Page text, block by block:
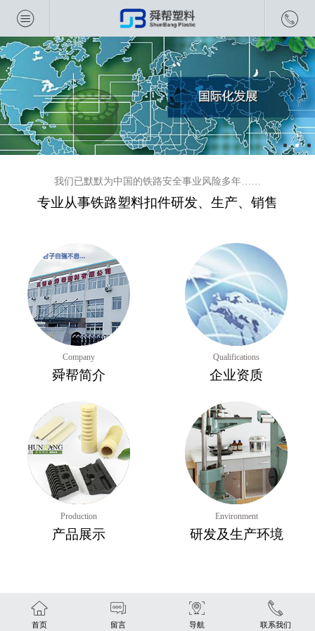
我们已默默为中国的铁路安全事业风险多年……
专业从事铁路塑料扣件研发、生产、销售
Company
舜帮简介
Qualifications
企业资质
Production
产品展示
Environment
研发及生产环境
首页 留言 导航 联系我们